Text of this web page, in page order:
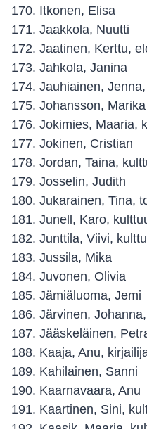
Itkonen, Elisa
Jaakkola, Nuutti
Jaatinen, Kerttu,
Jahkola, Janina
Jauhiainen,
Johansson, Marika
Jokimies, Maaria,
Jokinen, Cristian
Jordan, Taina,
Josselin, Judith
Jukarainen, Tina,
Junell, Karo,
Junttila, Viivi,
Jussila, Mika
Juvonen, Olivia
Jämiäluoma, Jemi
Järvinen,
Jääskeläinen,
Kaaja, Anu,
Kahilainen, Sanni
Kaarnavaara, Anu
Kaartinen, Sini,